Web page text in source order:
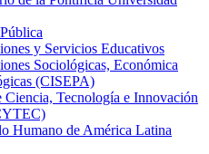
y Servicios Educativos
Sociológicas, Económica
(CISEPA)
Ciencia, Tecnología e Innovación
Humano de América Latina